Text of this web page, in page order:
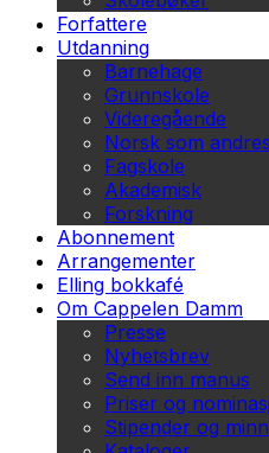
Forfattere
Utdanning
Barnehage
Grunnskole
Videregående
Norsk som
Fagskole
Akademisk
Forskning
Abonnement
Arrangementer
Elling bokkafé
Om Cappelen Damm
Presse
Nyhetsbrev
Send inn manus
Priser og
Stipender og